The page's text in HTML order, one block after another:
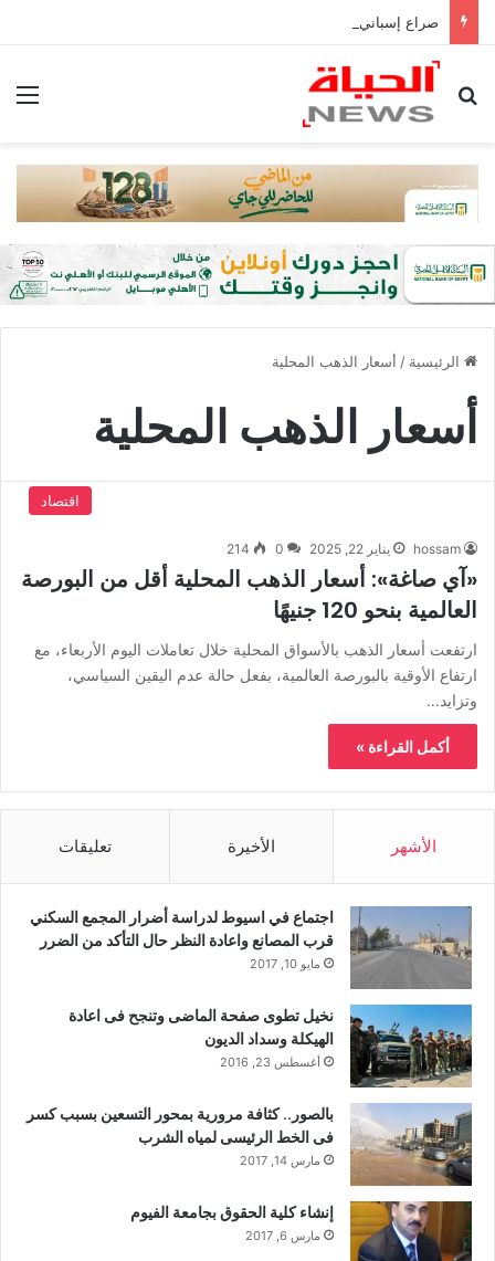
صراع إسباني على رودري.. برشلونة يتحرك وريال مدريد يترقب
بحث عن
الرئيسية / أسعار الذهب المحلية
أسعار الذهب المحلية
اقتصاد
hossam يناير 22, 2025 0
214
«آي صاغة»: أسعار الذهب المحلية أقل من البورصة
العالمية بنحو 120 جنيهًا
ارتفعت أسعار الذهب بالأسواق المحلية خلال تعاملات اليوم الأربعاء، مع
ارتفاع الأوقية بالبورصة العالمية، بفعل حالة عدم اليقين السياسي،
وتزايد…
أكمل القراءة »
الأشهر الأخيرة تعليقات
اجتماع في اسيوط لدراسة أضرار المجمع السكني
قرب المصانع واعادة النظر حال التأكد من الضرر
مايو 10, 2017
نخيل تطوى صفحة الماضى وتنجح فى اعادة
الهيكلة وسداد الديون
أغسطس 23, 2016
بالصور.. كثافة مرورية بمحور التسعين بسبب كسر
فى الخط الرئيسى لمياه الشرب
مارس 14, 2017
إنشاء كلية الحقوق بجامعة الفيوم
مارس 6, 2017